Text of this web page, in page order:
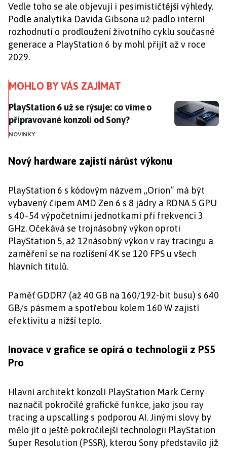
Vedle toho se ale objevují i pesimističtější výhledy.
Podle analytika Davida Gibsona už padlo interní
rozhodnutí o prodloužení životního cyklu současné
generace a PlayStation 6 by mohl přijít až v roce
2029.
MOHLO BY VÁS ZAJÍMAT
PlayStation 6 už se rýsuje: co víme o připravované
PlayStation 6 už se rýsuje: co víme o
připravované konzoli od Sony?
NOVINKY
Nový hardware zajistí nárůst výkonu
PlayStation 6 s kódovým názvem „Orion“ má být
vybavený čipem AMD Zen 6 s 8 jádry a RDNA 5 GPU
s 40–54 výpočetními jednotkami při frekvenci 3
GHz. Očekává se trojnásobný výkon oproti
PlayStation 5, až 12násobný výkon v ray tracingu a
zaměření se na rozlišení 4K se 120 FPS u všech
hlavních titulů.
Paměť GDDR7 (až 40 GB na 160/192-bit busu) s 640
GB/s pásmem a spotřebou kolem 160 W zajistí
efektivitu a nižší teplo.
Inovace v grafice se opírá o technologii z PS5
Pro
Hlavní architekt konzolí PlayStation Mark Cerny
naznačil pokročilé grafické funkce, jako jsou ray
tracing a upscalling s podporou AI. Jinými slovy by
mělo jít o ještě pokročilejší technologii PlayStation
Super Resolution (PSSR), kterou Sony představilo již